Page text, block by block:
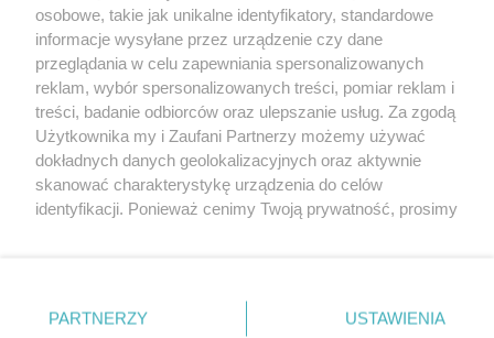
Nie zapomnij
zapoznać się z:
polityką prywatności regulamin korzystania z portali
Twojemiasto
Piekary Śląskie
Chorzów
Tarnowskie Góry
Gliwice
Skontakuj sięz nami
Kontakt
Wydawca
Redakcja
osobowe, takie jak unikalne identyfikatory, standardowe
informacje wysyłane przez urządzenie czy dane
przeglądania w celu zapewniania spersonalizowanych
reklam, wybór spersonalizowanych treści, pomiar reklam i
treści, badanie odbiorców oraz ulepszanie usług. Za zgodą
Użytkownika my i Zaufani Partnerzy możemy używać
dokładnych danych geolokalizacyjnych oraz aktywnie
skanować charakterystykę urządzenia do celów
identyfikacji. Ponieważ cenimy Twoją prywatność, prosimy
prywatności znajdujący się w lewym dolnym rogu strony
. Niektóre rodzaje przetwarzania danych nie wymagają
PARTNERZY USTAWIENIA